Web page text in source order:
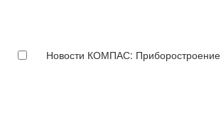
Новости КОМПАС: Приборостроение